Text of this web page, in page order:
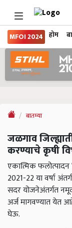
MFOI 2024 होम
बातम्या
जळगाव
करण्याचे कृषी
एकात्मिक फलोत्पादन
2021-22 या वर्षा
सदर योजनेअंतर्गत
अर्ज मागवण्यात येत
घेऊ.